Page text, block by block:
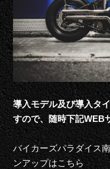
導入モデル及び導入タ
すので、随時下記WEB
バイカーズパラダイス
ンアップはこちら